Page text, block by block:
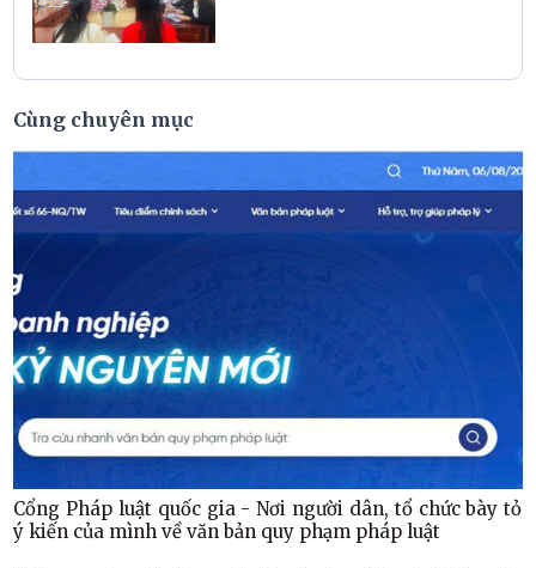
Cùng chuyên mục
Cổng Pháp luật quốc gia - Nơi người dân, tổ chức bày tỏ
ý kiến của mình về văn bản quy phạm pháp luật